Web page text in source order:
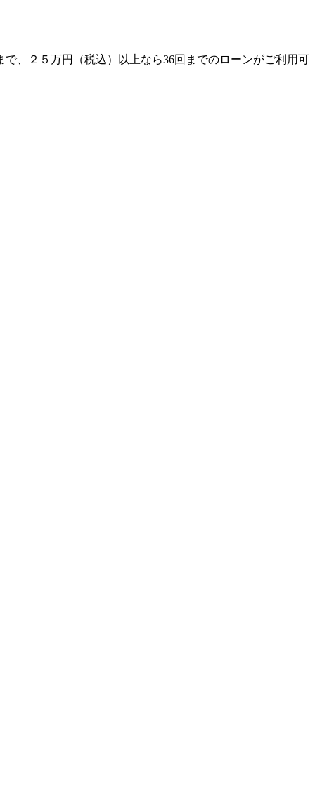
、２５万円（税込）以上なら36回までのローンがご利用可